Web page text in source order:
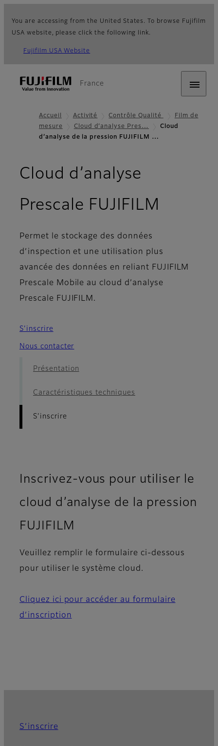
You are accessing from the United States. To browse Fujifilm
USA website, please click the following link.
Fujifilm USA Website
France
Accueil Activité Contrôle Qualité
Film de
mesure
Cloud d’analyse Pres…
Cloud
d’analyse de la pression FUJIFILM …
Cloud d’analyse
Prescale FUJIFILM
Permet le stockage des données
d’inspection et une utilisation plus
avancée des données en reliant FUJIFILM
Prescale Mobile au cloud d’analyse
Prescale FUJIFILM.
S’inscrire
Nous contacter
Présentation
Caractéristiques techniques
S’inscrire
Inscrivez-vous pour utiliser le
cloud d’analyse de la pression
FUJIFILM
Veuillez remplir le formulaire ci-dessous
pour utiliser le système cloud.
Cliquez ici pour accéder au formulaire
d’inscription
S’inscrire